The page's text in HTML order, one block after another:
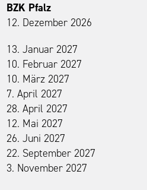
BZK Pfalz
12. Dezember 2026
13. Januar 2027
10. Februar 2027
10. März 2027
7. April 2027
28. April 2027
12. Mai 2027
26. Juni 2027
22. September 2027
3. November 2027